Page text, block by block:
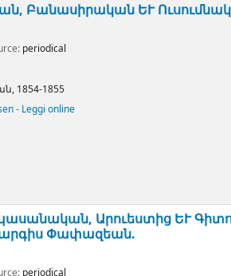
Բանասիրական ԵՒ
periodical
1854-1855
- Leggi online
Արուեստից ԵՒ
Փափազեան.
periodical